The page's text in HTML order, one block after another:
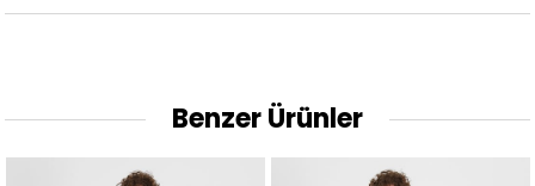
Benzer Ürünler